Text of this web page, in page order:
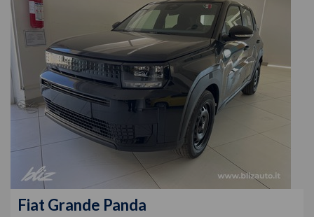
Fiat Grande Panda